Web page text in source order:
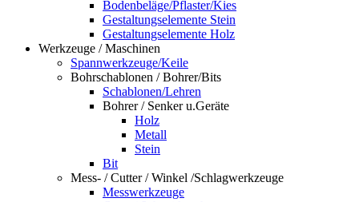
Bodenbeläge/Pflaster/Kies
Gestaltungselemente Stein
Gestaltungselemente Holz
Werkzeuge / Maschinen
Spannwerkzeuge/Keile
Bohrschablonen / Bohrer/Bits
Schablonen/Lehren
Bohrer / Senker u.Geräte
Holz
Metall
Stein
Bit
Mess- / Cutter / Winkel /Schlagwerkzeuge
Messwerkzeuge